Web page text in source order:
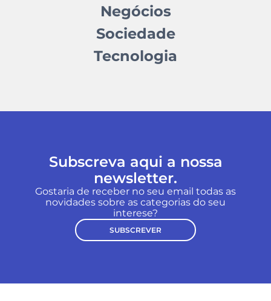
Negócios
Sociedade
Tecnologia
Subscreva aqui a nossa
newsletter.
Gostaria de receber no seu email todas as
novidades sobre as categorias do seu
interese?
SUBSCREVER